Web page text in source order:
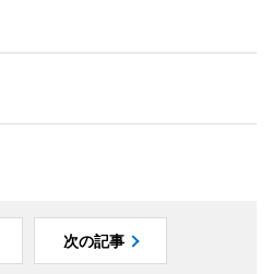
次の記事